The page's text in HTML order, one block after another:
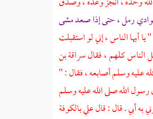
رمل ، حتى إذا صعد مشى
أيها الناس ، إني لو استقبلت
كلهم ، فقالسراقة بن
عليه وسلم أصابعه ، فقال : "
الله صلى الله عليه وسلم
به أبي . قال : قالعليبالكوفة